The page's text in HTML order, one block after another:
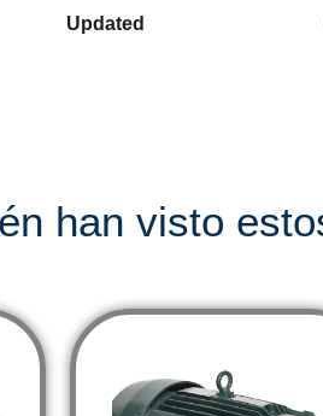
Updated
han visto